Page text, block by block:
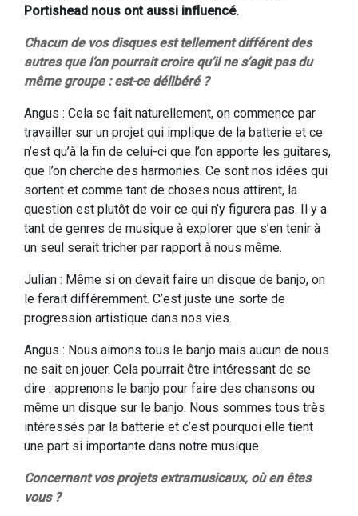
Portishead nous ont aussi influencé.
Chacun de vos disques est tellement différent des
autres que l’on pourrait croire qu’il ne s’agit pas du
même groupe : est-ce délibéré ?
Angus : Cela se fait naturellement, on commence par
travailler sur un projet qui implique de la batterie et ce
n’est qu’à la fin de celui-ci que l’on apporte les guitares,
que l’on cherche des harmonies. Ce sont nos idées qui
sortent et comme tant de choses nous attirent, la
question est plutôt de voir ce qui n’y figurera pas. Il y a
tant de genres de musique à explorer que s’en tenir à
un seul serait tricher par rapport à nous même.
Julian : Même si on devait faire un disque de banjo, on
le ferait différemment. C’est juste une sorte de
progression artistique dans nos vies.
Angus : Nous aimons tous le banjo mais aucun de nous
ne sait en jouer. Cela pourrait être intéressant de se
dire : apprenons le banjo pour faire des chansons ou
même un disque sur le banjo. Nous sommes tous très
intéressés par la batterie et c’est pourquoi elle tient
une part si importante dans notre musique.
Concernant vos projets extramusicaux, où en êtes
vous ?